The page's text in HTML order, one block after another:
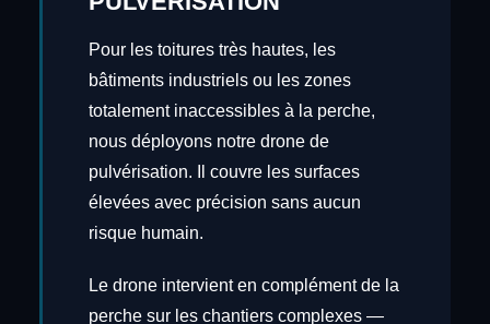
Pour les toitures très hautes, les
bâtiments industriels ou les zones
totalement inaccessibles à la perche,
nous déployons notre drone de
pulvérisation. Il couvre les surfaces
élevées avec précision sans aucun
risque humain.
Le drone intervient en complément de la
perche sur les chantiers complexes —